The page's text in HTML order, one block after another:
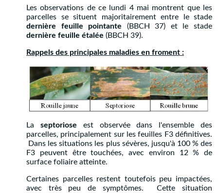
Les observations de ce lundi 4 mai montrent que les
parcelles se situent majoritairement entre le stade
dernière feuille pointante (BBCH 37) et le stade
dernière feuille étalée (BBCH 39).
Rappels des principales maladies en froment :
La septoriose est observée dans l'ensemble des
parcelles, principalement sur les feuilles F3 définitives.
Dans les situations les plus sévères, jusqu'à 100 % des
F3 peuvent être touchées, avec environ 12 % de
surface foliaire atteinte.
Certaines parcelles restent toutefois peu impactées,
avec très peu de symptômes. Cette situation